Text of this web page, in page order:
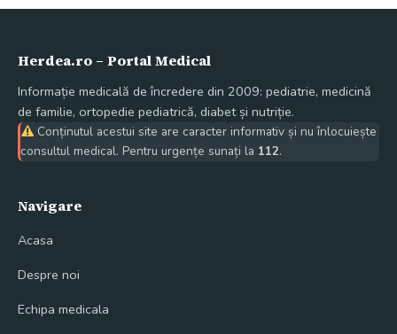
Herdea.ro – Portal Medical
Informație medicală de încredere din 2009: pediatrie, medicină
de familie, ortopedie pediatrică, diabet și nutriție.
Conținutul acestui site are caracter informativ și nu înlocuiește
consultul medical. Pentru urgențe sunați la 112.
Navigare
Acasa
Despre noi
Echipa medicala